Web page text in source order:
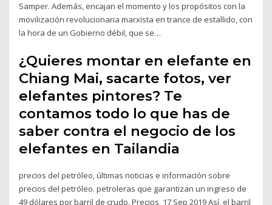
Samper. Además, encajan el momento y los propósitos con la
movilización revolucionaria marxista en trance de estallido, con
la hora de un Gobierno débil, que se…
¿Quieres montar en elefante en
Chiang Mai, sacarte fotos, ver
elefantes pintores? Te
contamos todo lo que has de
saber contra el negocio de los
elefantes en Tailandia
precios del petróleo, últimas noticias e información sobre
precios del petróleo. petroleras que garantizan un ingreso de
49 dólares por barril de crudo. Precios 17 Sep 2019 Así, el barril